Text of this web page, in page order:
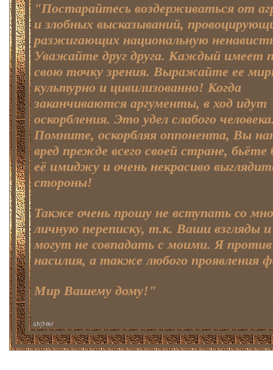
"Постарайтесь воздерживаться от
и злобных высказываний,
разжигающих национальную
Уважайте друг друга. Каждый имеет
свою точку зрения. Выражайте ее
культурно и цивилизованно! Когда
заканчиваются аргументы, в ход идут
оскорбления. Это удел слабого
Помните, оскорбляя оппонента, Вы
вред прежде всего своей стране, бьёте
её имиджу и очень некрасиво
стороны!
Также очень прошу не вступать со
личную переписку, т.к. Ваши взгляды
могут не совпадать с моими. Я
насилия, а также любого проявления
Мир Вашему дому!"